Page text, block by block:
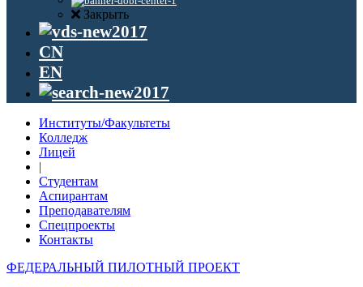
Закрыть
CN
EN
Институты/Факультеты
Колледж
Лицей
|
Студентам
Аспирантам
Преподавателям
Спецпроекты
Контакты
ФЕДЕРАЛЬНЫЙ ПИЛОТНЫЙ ПРОЕКТ